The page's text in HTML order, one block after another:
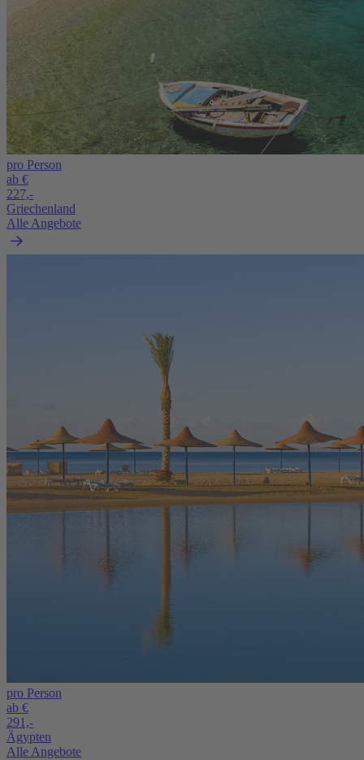
pro Person
ab €
227,-
Griechenland
Alle Angebote
pro Person
ab €
291,-
Ägypten
Alle Angebote